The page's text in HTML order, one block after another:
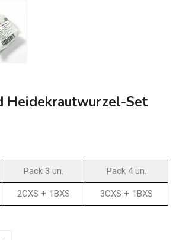
Heidekrautwurzel-Set
Pack 3 un. Pack 4 un.
2CXS + 1BXS 3CXS + 1BXS